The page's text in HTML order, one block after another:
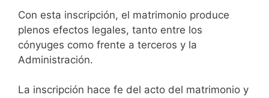
Con esta inscripción, el matrimonio produce
plenos efectos legales, tanto entre los
cónyuges como frente a terceros y la
Administración.
La inscripción hace fe del acto del matrimonio y